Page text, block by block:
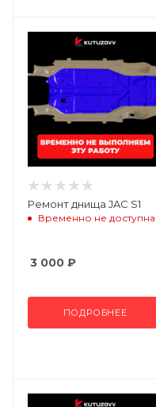
Ремонт днища JAC S1
Временно не доступна
3 000 ₽
ПОДРОБНЕЕ